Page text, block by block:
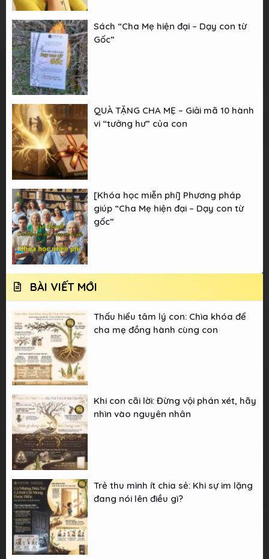
Sách “Cha Mẹ hiện đại – Dạy con từ
Gốc”
QUÀ TẶNG CHA MẸ – Giải mã 10 hành
vi “tưởng hư” của con
[Khóa học miễn phí] Phương pháp
giúp “Cha Mẹ hiện đại – Dạy con từ
gốc”
BÀI VIẾT MỚI
Thấu hiểu tâm lý con: Chìa khóa để
cha mẹ đồng hành cùng con
Khi con cãi lời: Đừng vội phán xét, hãy
nhìn vào nguyên nhân
Trẻ thu mình ít chia sẻ: Khi sự im lặng
đang nói lên điều gì?